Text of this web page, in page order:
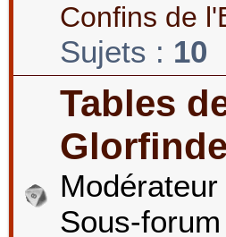
Confins de
Sujets : 10
Tables
Modérateur
Sous-forum